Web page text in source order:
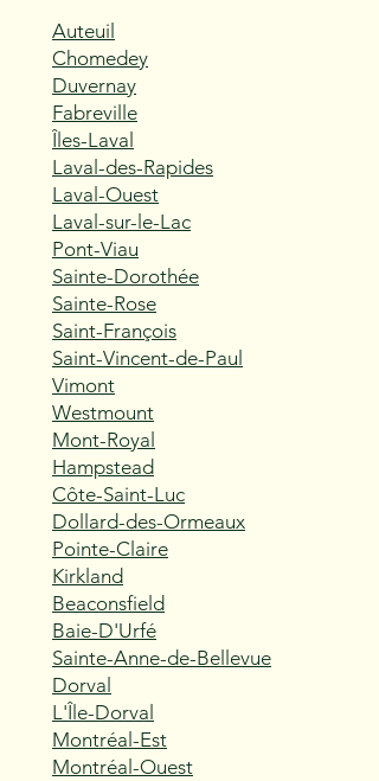
Auteuil
Chomedey
Duvernay
Fabreville
Îles-Laval
Laval-des-Rapides
Laval-Ouest
Laval-sur-le-Lac
Pont-Viau
Sainte-Dorothée
Sainte-Rose
Saint-François
Saint-Vincent-de-Paul
Vimont
Westmount
Mont-Royal
Hampstead
Côte-Saint-Luc
Dollard-des-Ormeaux
Pointe-Claire
Kirkland
Beaconsfield
Baie-D'Urfé
Sainte-Anne-de-Bellevue
Dorval
L'Île-Dorval
Montréal-Est
Montréal-Ouest